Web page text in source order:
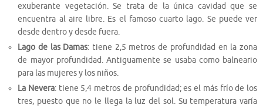
exuberante vegetación. Se trata de la única cavidad que se
encuentra al aire libre. Es el famoso cuarto lago. Se puede ver
desde dentro y desde fuera.
Lago de las Damas: tiene 2,5 metros de profundidad en la zona
de mayor profundidad. Antiguamente se usaba como balneario
para las mujeres y los niños.
La Nevera: tiene 5,4 metros de profundidad; es el más frío de los
tres, puesto que no le llega la luz del sol. Su temperatura varía